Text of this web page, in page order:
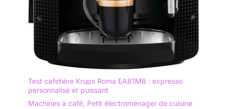
Test cafetière Krups Roma EA81M8 : expresso
personnalisé et puissant
Machines à café Petit électroménager de cuisine